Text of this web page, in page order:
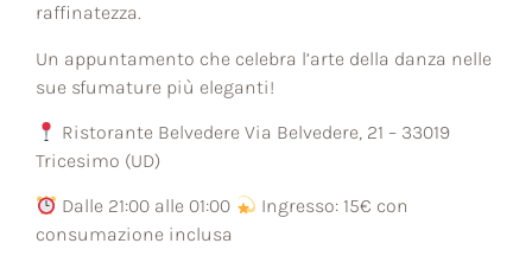
raffinatezza.
Un appuntamento che celebra l’arte della danza nelle
sue sfumature più eleganti!
Ristorante Belvedere Via Belvedere, 21 – 33019
Tricesimo (UD)
Dalle 21:00 alle 01:00
Ingresso: 15€ con
consumazione inclusa